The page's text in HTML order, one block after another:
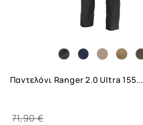
Παντελόνι Ranger 2.0 Ultra 155...
71,90 €